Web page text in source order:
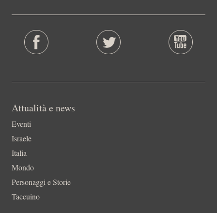
Attualità e news
Eventi
Israele
Italia
Mondo
Personaggi e Storie
Taccuino